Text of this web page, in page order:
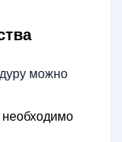
можно
необходимо